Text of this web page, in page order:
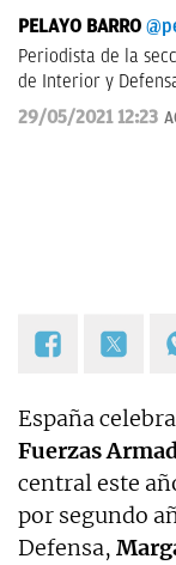
PELAYO BARRO
Periodista de la
de Interior y
29/05/2021 12:23
España
Fuerzas
central este
por segundo
Defensa,